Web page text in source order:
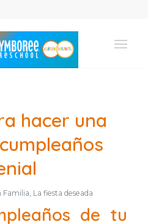
hacer una
Familia, La fiesta deseada
de tu